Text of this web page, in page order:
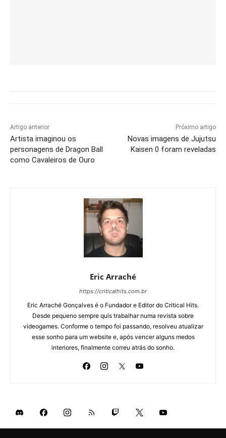
Artigo anterior
Artista imaginou os
personagens de Dragon Ball
como Cavaleiros de Ouro
Próximo artigo
Novas imagens de Jujutsu
Kaisen 0 foram reveladas
Eric Arraché
https://criticalhits.com.br
Eric Arraché Gonçalves é o Fundador e Editor do Critical Hits.
Desde pequeno sempre quis trabalhar numa revista sobre
videogames. Conforme o tempo foi passando, resolveu atualizar
esse sonho para um website e, após vencer alguns medos
interiores, finalmente correu atrás do sonho.